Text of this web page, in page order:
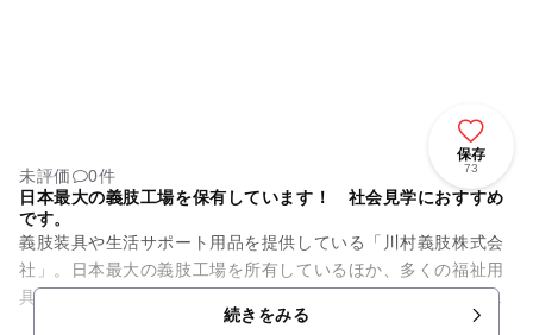
保存
73
未評価
0件
日本最大の義肢工場を保有しています！ 社会見学におすすめ
です。
義肢装具や生活サポート用品を提供している「川村義肢株式会
社」。日本最大の義肢工場を所有しているほか、多くの福祉用
具を展示しているショールームも設けられています。医療従事
者養成校の授業の一環として...続きをみる